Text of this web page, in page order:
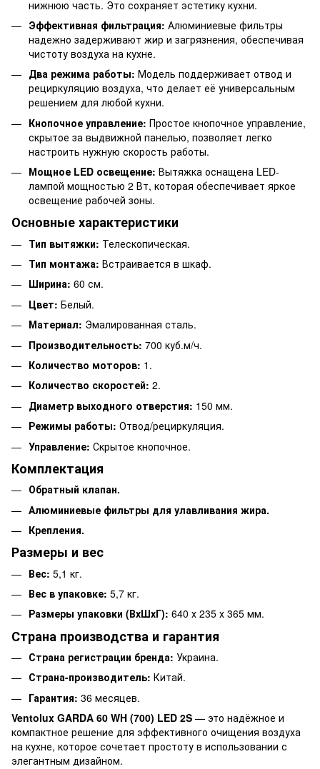
нижнюю часть. Это сохраняет эстетику кухни.
Эффективная фильтрация: Алюминиевые фильтры
надежно задерживают жир и загрязнения, обеспечивая
чистоту воздуха на кухне.
Два режима работы: Модель поддерживает отвод и
рециркуляцию воздуха, что делает её универсальным
решением для любой кухни.
Кнопочное управление: Простое кнопочное управление,
скрытое за выдвижной панелью, позволяет легко
настроить нужную скорость работы.
Мощное LED освещение: Вытяжка оснащена LED-
лампой мощностью 2 Вт, которая обеспечивает яркое
освещение рабочей зоны.
Основные характеристики
Тип вытяжки: Телескопическая.
Тип монтажа: Встраивается в шкаф.
Ширина: 60 см.
Цвет: Белый.
Материал: Эмалированная сталь.
Производительность: 700 куб.м/ч.
Количество моторов: 1.
Количество скоростей: 2.
Диаметр выходного отверстия: 150 мм.
Режимы работы: Отвод/рециркуляция.
Управление: Скрытое кнопочное.
Комплектация
Обратный клапан.
Алюминиевые фильтры для улавливания жира.
Крепления.
Размеры и вес
Вес: 5,1 кг.
Вес в упаковке: 5,7 кг.
Размеры упаковки (ВхШхГ): 640 х 235 х 365 мм.
Страна производства и гарантия
Страна регистрации бренда: Украина.
Страна-производитель: Китай.
Гарантия: 36 месяцев.
Ventolux GARDA 60 WH (700) LED 2S — это надёжное и
компактное решение для эффективного очищения воздуха
на кухне, которое сочетает простоту в использовании с
элегантным дизайном.